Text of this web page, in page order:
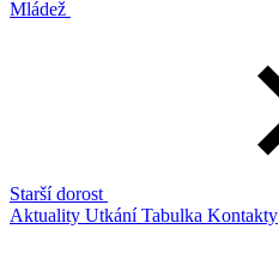
Mládež
Starší dorost
Aktuality UtkáníTabulka Kontakty